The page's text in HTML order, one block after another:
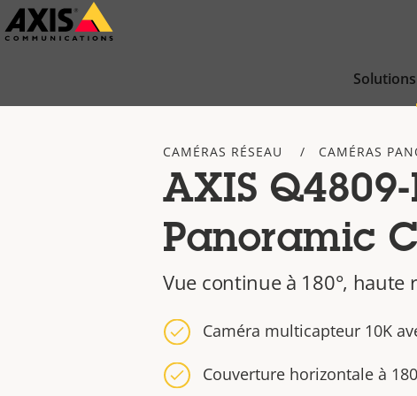
Passer
au
Solutions
CAMÉRAS RÉSEAU CAMÉRAS
AXIS Q4809-
Panoramic
Vue continue à 180°, haute
Caméra multicapteur 10K
Couverture horizontale à